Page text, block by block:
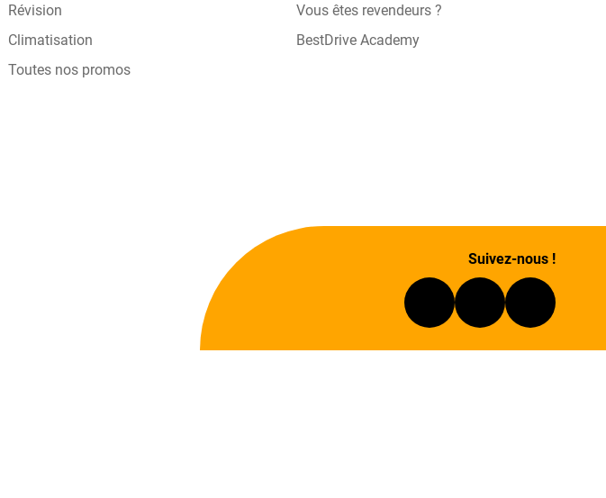
Révision
Climatisation
Toutes nos promos
Vous êtes revendeurs ?
BestDrive Academy
Suivez-nous !